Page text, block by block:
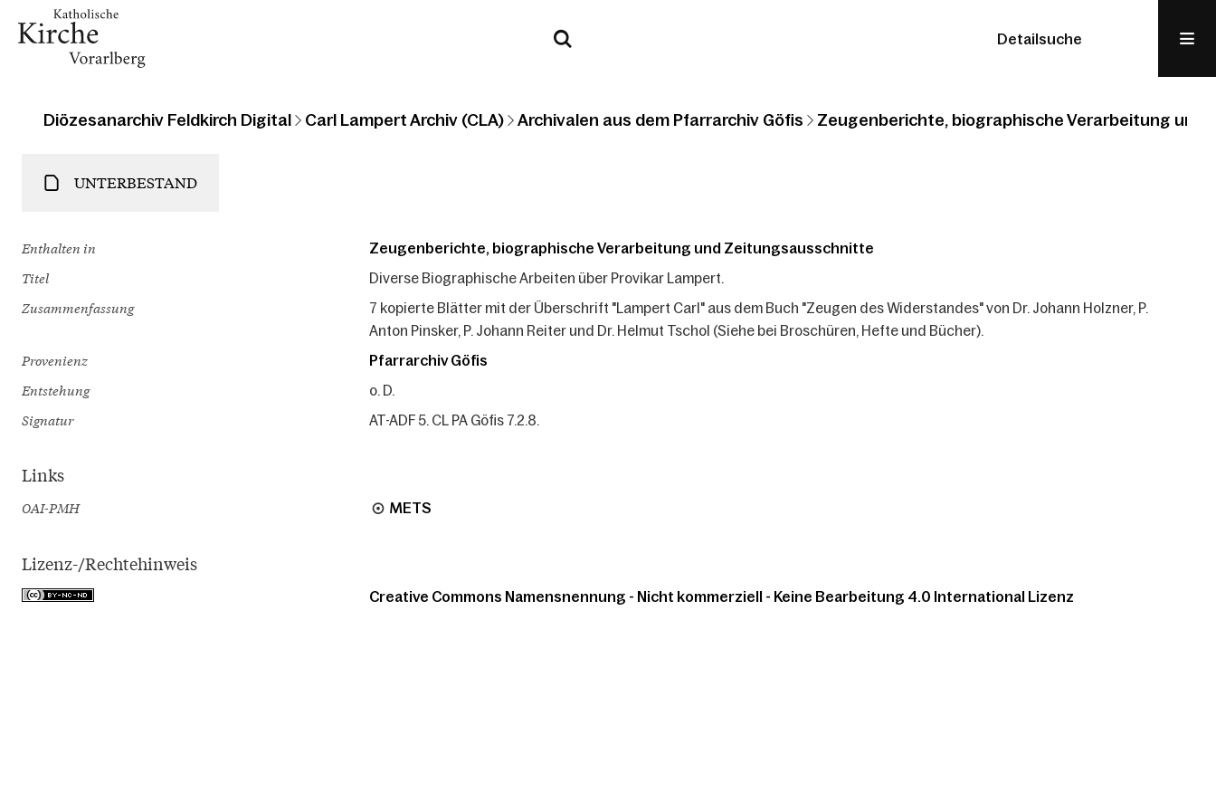
Detailsuche
Diözesanarchiv Feldkirch Digital Carl Lampert Archiv (CLA) Archivalen aus dem Pfarrarchiv Göfis Zeugenberichte, biographische Verarbeitung und
UNTERBESTAND
Enthalten in Zeugenberichte, biographische Verarbeitung und Zeitungsausschnitte
Titel Diverse Biographische Arbeiten über Provikar Lampert.
Zusammenfassung
7 kopierte Blätter mit der Überschrift "Lampert Carl" aus dem Buch "Zeugen des Widerstandes" von Dr. Johann Holzner, P.
Anton Pinsker, P. Johann Reiter und Dr. Helmut Tschol (Siehe bei Broschüren, Hefte und Bücher).
Provenienz Pfarrarchiv Göfis
Entstehung o. D.
Signatur AT-ADF 5. CL PA Göfis 7.2.8.
Links
OAI-PMH METS
Lizenz-/Rechtehinweis
Creative Commons Namensnennung - Nicht kommerziell - Keine Bearbeitung 4.0 International Lizenz